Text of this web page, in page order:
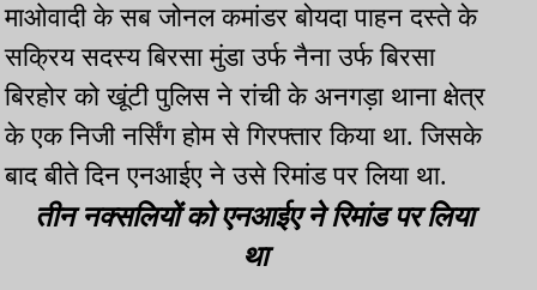
माओवादी के सब जोनल कमांडर बोयदा पाहन दस्ते के
सक्रिय सदस्य बिरसा मुंडा उर्फ नैना उर्फ बिरसा
बिरहोर को खूंटी पुलिस ने रांची के अनगड़ा थाना क्षेत्र
के एक निजी नर्सिंग होम से गिरफ्तार किया था. जिसके
बाद बीते दिन एनआईए ने उसे रिमांड पर लिया था.
तीन नक्सलियों को एनआईए ने रिमांड पर लिया
था